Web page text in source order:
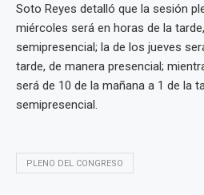
Soto Reyes detalló que la sesión
miércoles será en horas de la
semipresencial; la de los jueves
tarde, de manera presencial;
será de 10 de la mañana a 1 de la
semipresencial.
PLENO DEL CONGRESO